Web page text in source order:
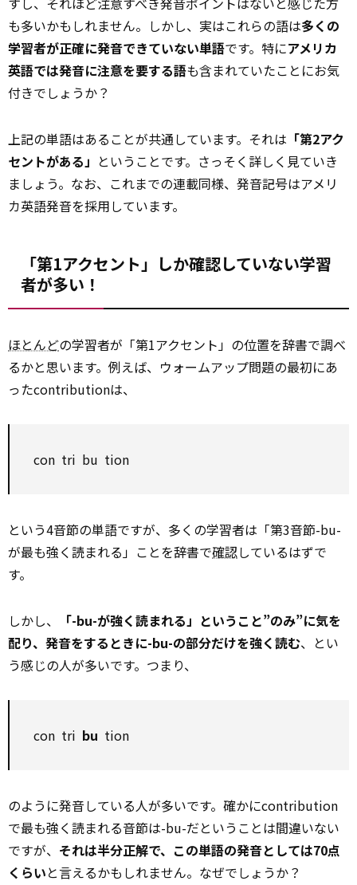
も多いかもしれません。しかし、実はこれらの語は多くの
学習者が正確に発音できていない単語です。特にアメリカ
英語では発音に注意を要する語も含まれていたことにお気
付きでしょうか？
上記の単語はあることが共通しています。それは 「第2アク
セントがある」 ということです。さっそく詳しく見ていき
ましょう。なお、これまでの連載同様、発音記号はアメリ
カ英語発音を採用しています。
「第1アクセント」しか確認していない学習
者が多い！
ほとんどの学習者が「第1アクセント」の位置を辞書で調べ
るかと思います。例えば、ウォームアップ問題の最初にあ
ったcontributionは、
con tri bu tion
という4音節の単語ですが、多くの学習者は「第3音節-bu-
が最も強く読まれる」ことを辞書で確認しているはずで
す。
しかし、
「-bu-が強く読まれる」ということ”のみ”に気を
配り、発音をするときに-bu-の部分だけを強く読む、とい
う感じの人が多いです。つまり、
con tri bu tion
のように発音している人が多いです。確かにcontribution
で最も強く読まれる音節は-bu-だということは間違いない
ですが、 それは半分正解で、この単語の発音としては70点
くらいと言えるかもしれません。なぜでしょうか？